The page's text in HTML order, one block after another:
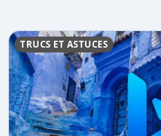
TRUCS ET ASTUCES